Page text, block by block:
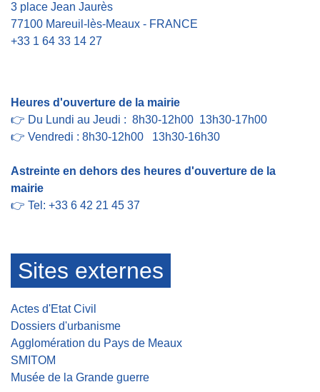
3 place Jean Jaurès
77100 Mareuil-lès-Meaux - FRANCE
+33 1 64 33 14 27
Heures d'ouverture de la mairie
👉 Du Lundi au Jeudi : 8h30-12h00 13h30-17h00
👉 Vendredi : 8h30-12h00 13h30-16h30
Astreinte en dehors des heures d'ouverture de la
mairie
👉 Tel: +33 6 42 21 45 37
Sites externes
Actes d'Etat Civil
Dossiers d'urbanisme
Agglomération du Pays de Meaux
SMITOM
Musée de la Grande guerre